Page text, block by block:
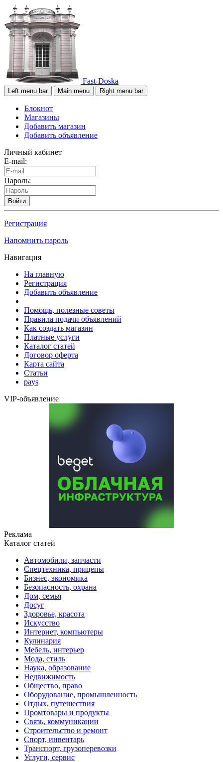
Fast-Doska
Left menu bar Main menu Right menu bar
Блокнот
Магазины
Добавить магазин
Добавить объявление
Личный кабинет
E-mail:
Пароль:
Войти
Регистрация
Напомнить пароль
Навигация
На главную
Регистрация
Добавить объявление
Помощь, полезные советы
Правила подачи объявлений
Как создать магазин
Платные услуги
Каталог статей
Договор оферта
Карта сайта
Статьи
pays
VIP-объявление
Реклама
Каталог статей
Автомобили, запчасти
Спецтехника, прицепы
Бизнес, экономика
Безопасность, охрана
Дом, семья
Досуг
Здоровье, красота
Искусство
Интернет, компьютеры
Кулинария
Мебель, интерьер
Мода, стиль
Наука, образование
Недвижимость
Общество, право
Оборудование, промышленность
Отдых, путешествия
Промтовары и продукты
Связь, коммуникации
Строительство и ремонт
Cпорт, инвентарь
Транспорт, грузоперевозки
Услуги, сервис